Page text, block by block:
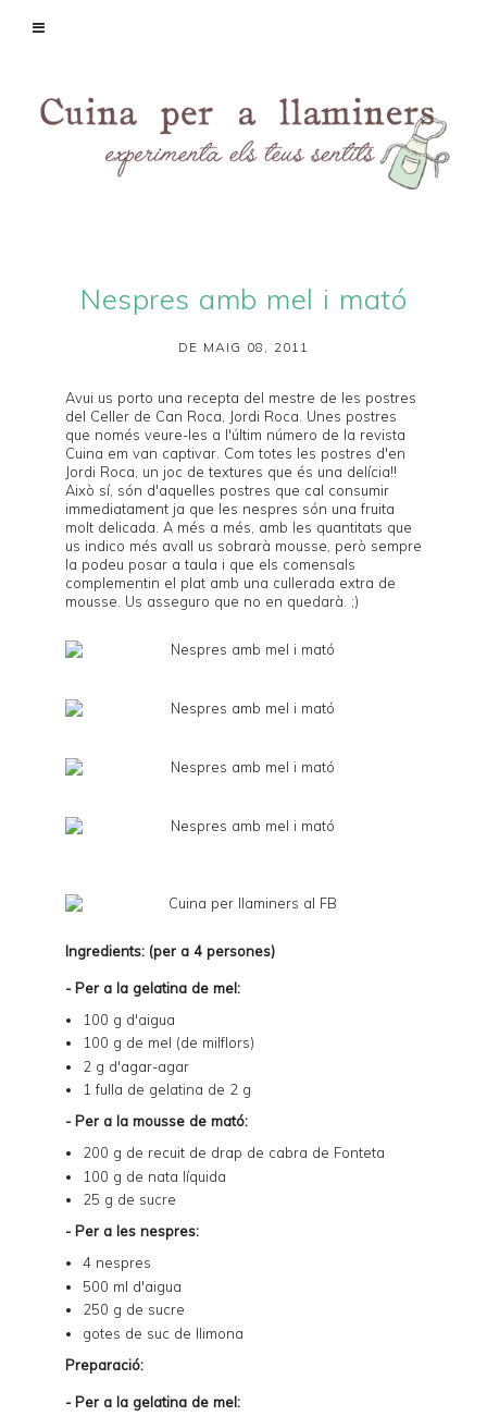
Nespres amb mel i mató
DE MAIG 08, 2011
Avui us porto una recepta del mestre de les postres
del Celler de Can Roca Jordi Roca . Unes postres
que només veure-les a l'últim número de la revista
Cuina em van captivar. Com totes les postres d'en
Jordi Roca, un joc de textures que és una delícia!!
Això sí, són d'aquelles postres que cal consumir
immediatament ja que les nespres són una fruita
molt delicada. A més a més, amb les quantitats que
us indico més avall us sobrarà mousse, però sempre
la podeu posar a taula i que els comensals
complementin el plat amb una cullerada extra de
mousse. Us asseguro que no en quedarà. ;)
Ingredients: (per a 4 persones)
- Per a la gelatina de mel:
100 g d'aigua
100 g de mel (de milflors)
2 g d'agar-agar
1 fulla de gelatina de 2 g
- Per a la mousse de mató:
200 g de recuit de drap de cabra de Fonteta
100 g de nata líquida
25 g de sucre
- Per a les nespres:
4 nespres
500 ml d'aigua
250 g de sucre
gotes de suc de llimona
Preparació:
- Per a la gelatina de mel: